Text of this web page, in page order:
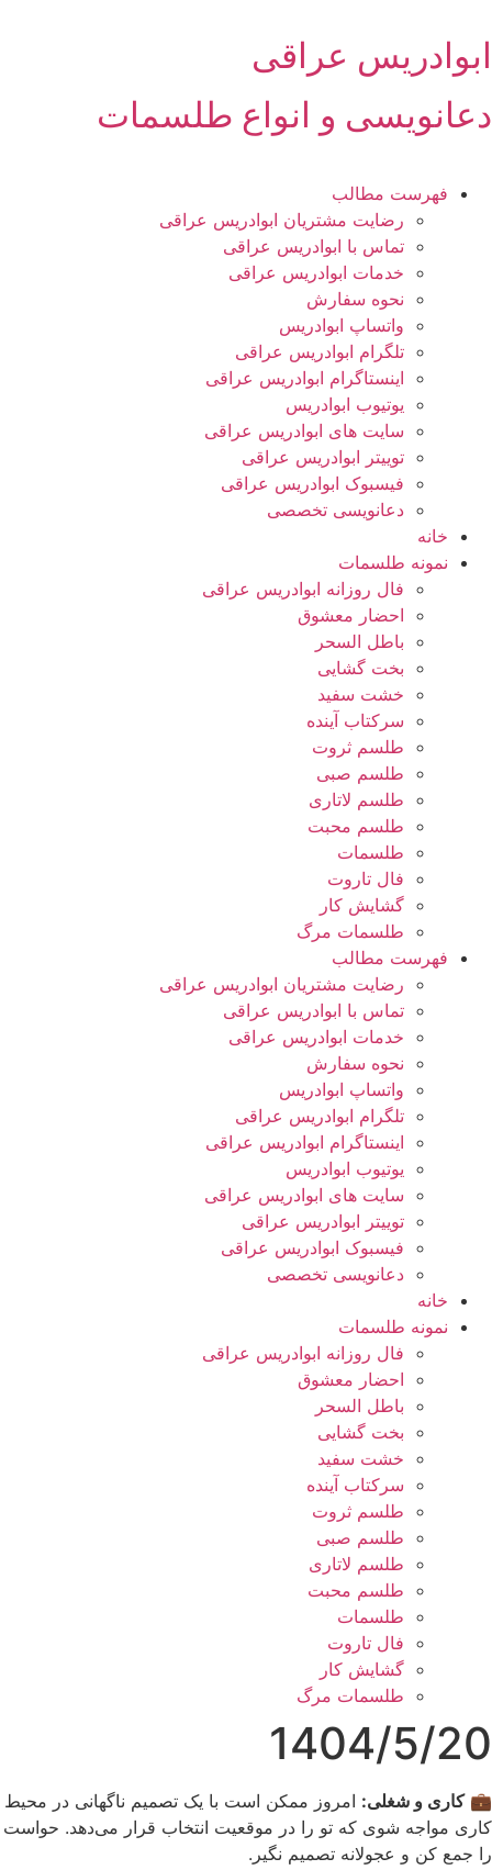
به
محتوا
ابوادریس عراقی
دعانویسی و انواع طلسمات
فهرست مطالب
رضایت مشتریان ابوادریس عراقی
تماس با ابوادریس عراقی
خدمات ابوادریس عراقی
نحوه سفارش
واتساپ ابوادریس
تلگرام ابوادریس عراقی
اینستاگرام ابوادریس عراقی
یوتیوب ابوادریس
سایت های ابوادریس عراقی
توییتر ابوادریس عراقی
فیسبوک ابوادریس عراقی
دعانویسی تخصصی
خانه
نمونه طلسمات
فال روزانه ابوادریس عراقی
احضار معشوق
باطل السحر
بخت گشایی
خشت سفید
سرکتاب آینده
طلسم ثروت
طلسم صبی
طلسم لاتاری
طلسم محبت
طلسمات
فال تاروت
گشایش کار
طلسمات مرگ
فهرست مطالب
رضایت مشتریان ابوادریس عراقی
تماس با ابوادریس عراقی
خدمات ابوادریس عراقی
نحوه سفارش
واتساپ ابوادریس
تلگرام ابوادریس عراقی
اینستاگرام ابوادریس عراقی
یوتیوب ابوادریس
سایت های ابوادریس عراقی
توییتر ابوادریس عراقی
فیسبوک ابوادریس عراقی
دعانویسی تخصصی
خانه
نمونه طلسمات
فال روزانه ابوادریس عراقی
احضار معشوق
باطل السحر
بخت گشایی
خشت سفید
سرکتاب آینده
طلسم ثروت
طلسم صبی
طلسم لاتاری
طلسم محبت
طلسمات
فال تاروت
گشایش کار
طلسمات مرگ
1404/5/20
💼کاری و شغلی: امروز ممکن است با یک تصمیم ناگهانی در محیط
کاری مواجه شوی که تو را در موقعیت انتخاب قرار می‌دهد. حواست
را جمع کن و عجولانه تصمیم نگیر.